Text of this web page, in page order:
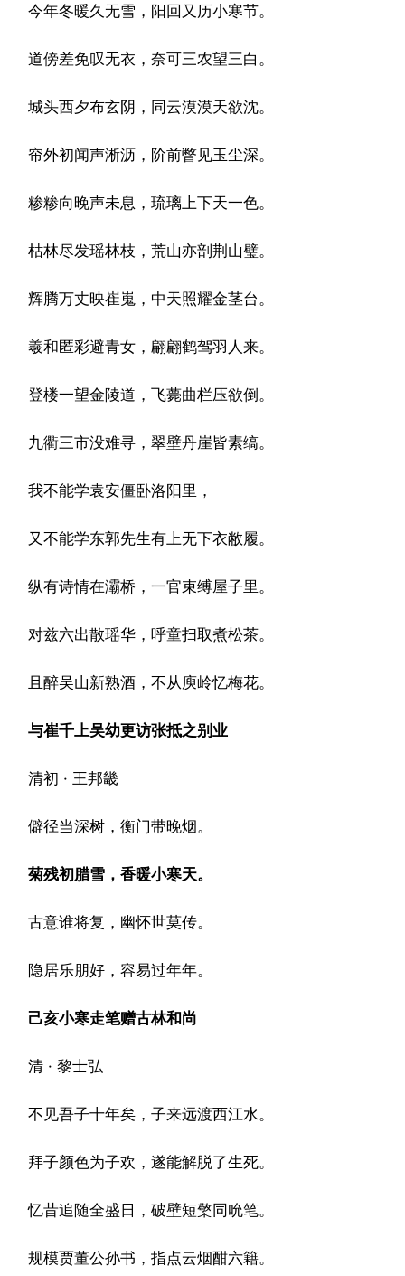
今年冬暖久无雪，阳回又历小寒节。
道傍差免叹无衣，奈可三农望三白。
城头西夕布玄阴，同云漠漠天欲沈。
帘外初闻声淅沥，阶前瞥见玉尘深。
糁糁向晚声未息，琉璃上下天一色。
枯林尽发瑶林枝，荒山亦剖荆山璧。
辉腾万丈映崔嵬，中天照耀金茎台。
羲和匿彩避青女，翩翩鹤驾羽人来。
登楼一望金陵道，飞薨曲栏压欲倒。
九衢三市没难寻，翠壁丹崖皆素缟。
我不能学袁安僵卧洛阳里，
又不能学东郭先生有上无下衣敝履。
纵有诗情在灞桥，一官束缚屋子里。
对兹六出散瑶华，呼童扫取煮松茶。
且醉吴山新熟酒，不从庾岭忆梅花。
与崔千上吴幼更访张抵之别业
清初 · 王邦畿
僻径当深树，衡门带晚烟。
菊残初腊雪，香暖小寒天。
古意谁将复，幽怀世莫传。
隐居乐朋好，容易过年年。
己亥小寒走笔赠古林和尚
清 · 黎士弘
不见吾子十年矣，子来远渡西江水。
拜子颜色为子欢，遂能解脱了生死。
忆昔追随全盛日，破壁短檠同吮笔。
规模贾董公孙书，指点云烟酣六籍。